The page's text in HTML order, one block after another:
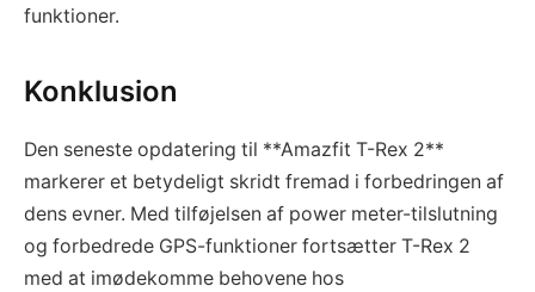
funktioner.
Konklusion
Den seneste opdatering til **Amazfit T-Rex 2**
markerer et betydeligt skridt fremad i forbedringen af
dens evner. Med tilføjelsen af power meter-tilslutning
og forbedrede GPS-funktioner fortsætter T-Rex 2
med at imødekomme behovene hos